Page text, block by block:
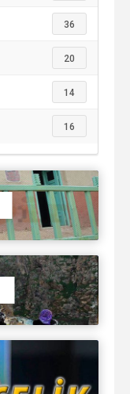
36
20
14
16